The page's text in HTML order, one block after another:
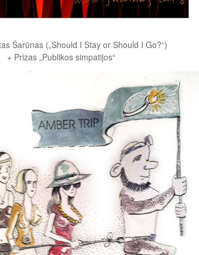
Šarūnas („Should I Stay or Should I Go?“)
+ Prizas „Publikos simpatijos“